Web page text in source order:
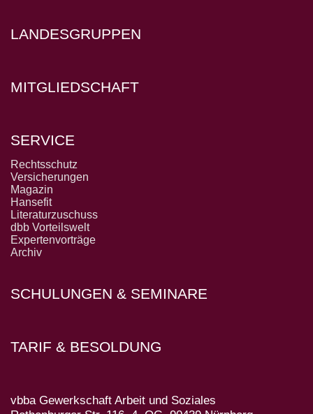
LANDESGRUPPEN
MITGLIEDSCHAFT
SERVICE
Rechtsschutz
Versicherungen
Magazin
Hansefit
Literaturzuschuss
dbb Vorteilswelt
Expertenvorträge
Archiv
SCHULUNGEN & SEMINARE
TARIF & BESOLDUNG
vbba Gewerkschaft Arbeit und Soziales